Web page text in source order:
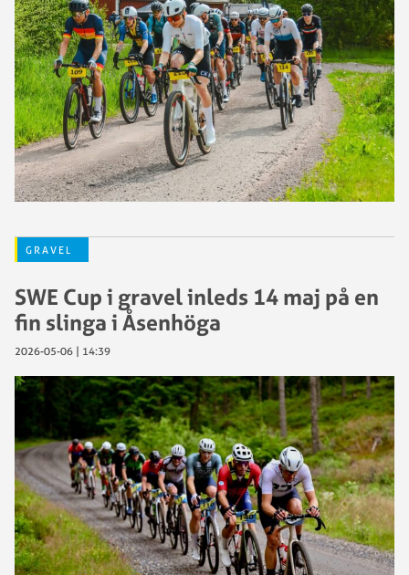
GRAVEL
SWE Cup i gravel inleds 14 maj på en
fin slinga i Åsenhöga
2026-05-06 | 14:39